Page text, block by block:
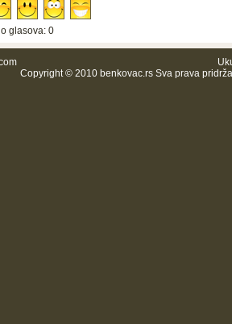
glasova: 0
Copyright © 2010 benkovac.rs Sva prava